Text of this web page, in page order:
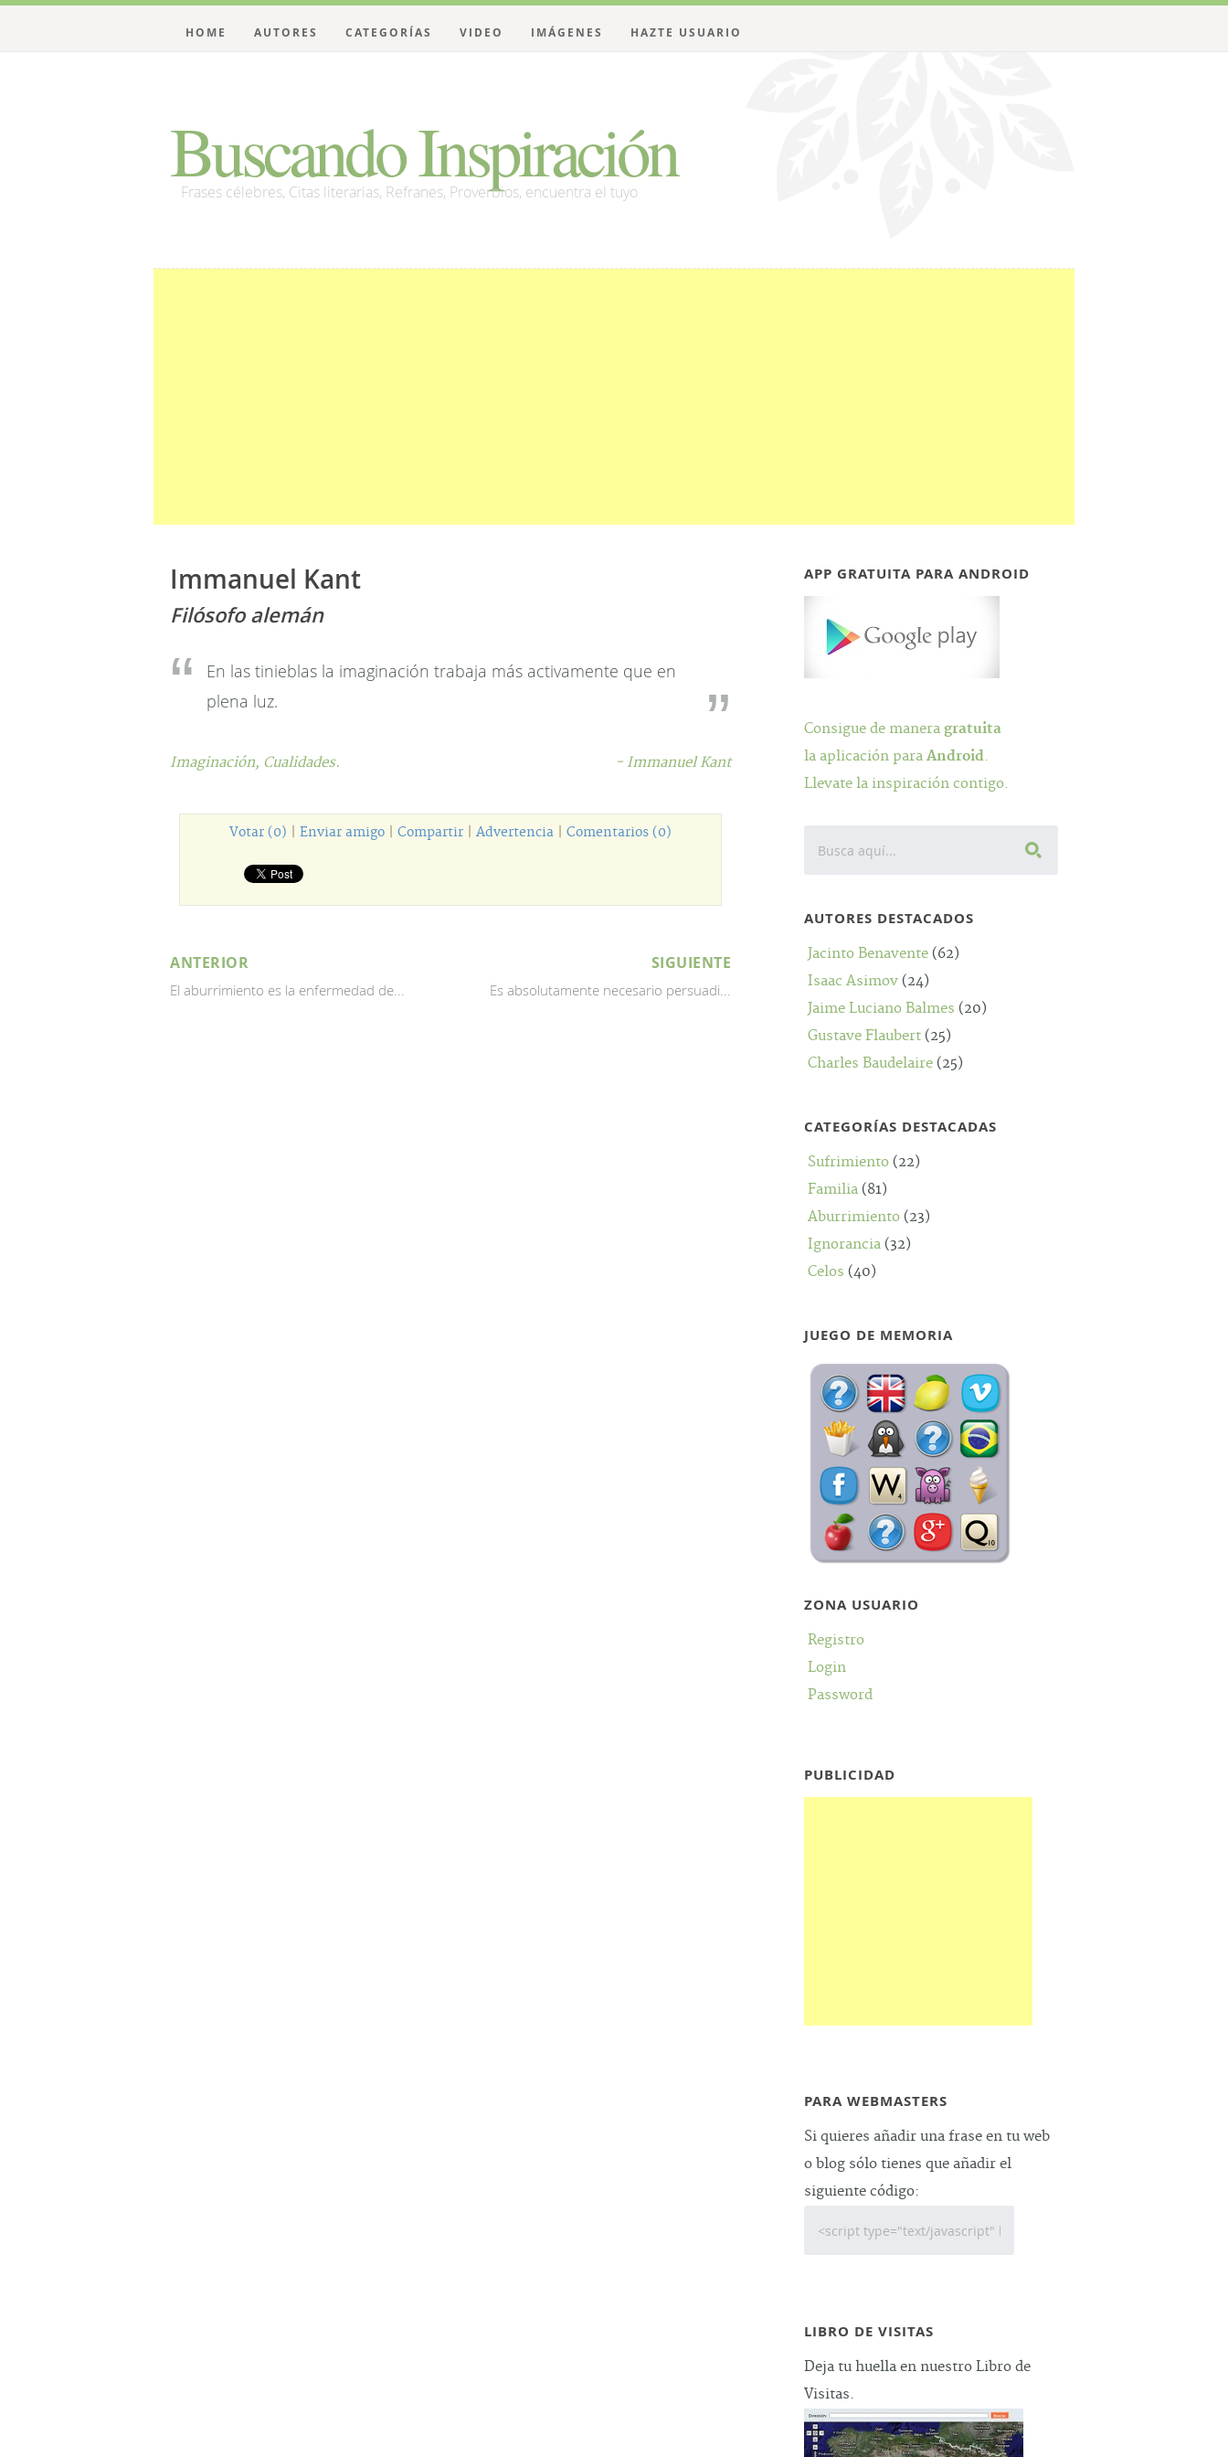
Buscando Inspiración
Frases célebres, Citas literarias, Refranes, Proverbios, encuentra el tuyo
HOME AUTORES CATEGORÍAS VIDEO IMÁGENES HAZTE USUARIO
Immanuel Kant
Filósofo alemán
En las tinieblas la imaginación trabaja más activamente que en
plena luz.
Imaginación, Cualidades. - Immanuel Kant
Votar (0) Enviar amigo Compartir Advertencia Comentarios (0)
ANTERIOR
El aburrimiento es la enfermedad de...
SIGUIENTE
Es absolutamente necesario persuadi...
APP GRATUITA PARA ANDROID
Consigue de maneragratuita
la aplicación paraAndroid.
Llevate la inspiración contigo.
AUTORES DESTACADOS
Jacinto Benavente (62)
Isaac Asimov (24)
Jaime Luciano Balmes (20)
Gustave Flaubert (25)
Charles Baudelaire (25)
CATEGORÍAS DESTACADAS
Sufrimiento (22)
Familia (81)
Aburrimiento (23)
Ignorancia (32)
Celos (40)
JUEGO DE MEMORIA
ZONA USUARIO
Registro
Login
Password
PUBLICIDAD
PARA WEBMASTERS
Si quieres añadir una frase en tu web
o blog sólo tienes que añadir el
siguiente código:
LIBRO DE VISITAS
Deja tu huella en nuestro Libro de
Visitas.